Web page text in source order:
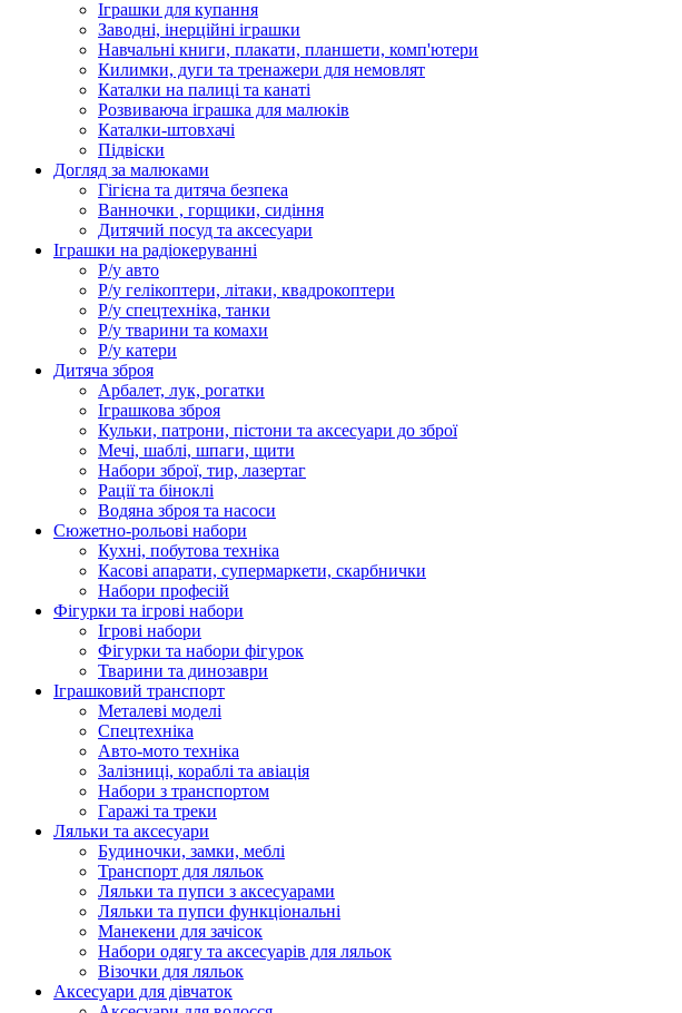
Іграшки для купання
Заводні, інерційні іграшки
Навчальні книги, плакати, планшети, комп'ютери
Килимки, дуги та тренажери для немовлят
Каталки на палиці та канаті
Розвиваюча іграшка для малюків
Каталки-штовхачі
Підвіски
Догляд за малюками
Гігієна та дитяча безпека
Ванночки , горщики, сидіння
Дитячий посуд та аксесуари
Іграшки на радіокеруванні
Р/у авто
Р/у гелікоптери, літаки, квадрокоптери
Р/у спецтехніка, танки
Р/у тварини та комахи
Р/у катери
Дитяча зброя
Арбалет, лук, рогатки
Іграшкова зброя
Кульки, патрони, пістони та аксесуари до зброї
Мечі, шаблі, шпаги, щити
Набори зброї, тир, лазертаг
Рації та біноклі
Водяна зброя та насоси
Сюжетно-рольові набори
Кухні, побутова техніка
Касові апарати, супермаркети, скарбнички
Набори професій
Фігурки та ігрові набори
Ігрові набори
Фігурки та набори фігурок
Тварини та динозаври
Іграшковий транспорт
Металеві моделі
Спецтехніка
Авто-мото техніка
Залізниці, кораблі та авіація
Набори з транспортом
Гаражі та треки
Ляльки та аксесуари
Будиночки, замки, меблі
Транспорт для ляльок
Ляльки та пупси з аксесуарами
Ляльки та пупси функціональні
Манекени для зачісок
Набори одягу та аксесуарів для ляльок
Візочки для ляльок
Аксесуари для дівчаток